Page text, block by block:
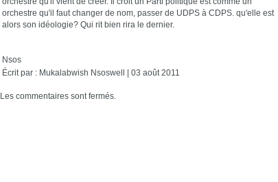
orchestre qu'il faut changer de nom, passer de UDPS à CDPS. qu'elle est
alors son idéologie? Qui rit bien rira le dernier.
Nsos
Écrit par : Mukalabwish Nsoswell | 03 août 2011
Les commentaires sont fermés.